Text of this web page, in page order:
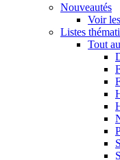
Nouveautés
Voir
Listes
Tout